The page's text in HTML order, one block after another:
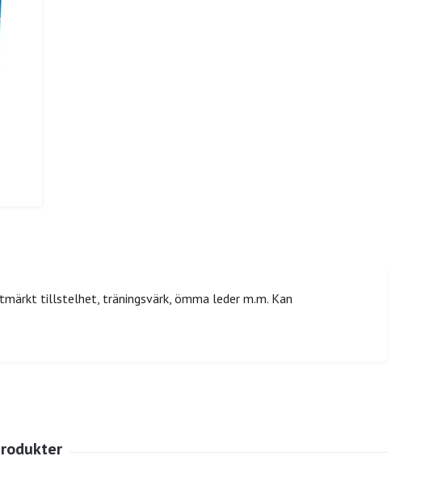
tillstelhet, träningsvärk, ömma leder m.m. Kan